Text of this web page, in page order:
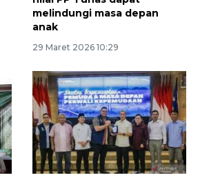
melindungi masa depan
anak
29 Maret 2026 10:29